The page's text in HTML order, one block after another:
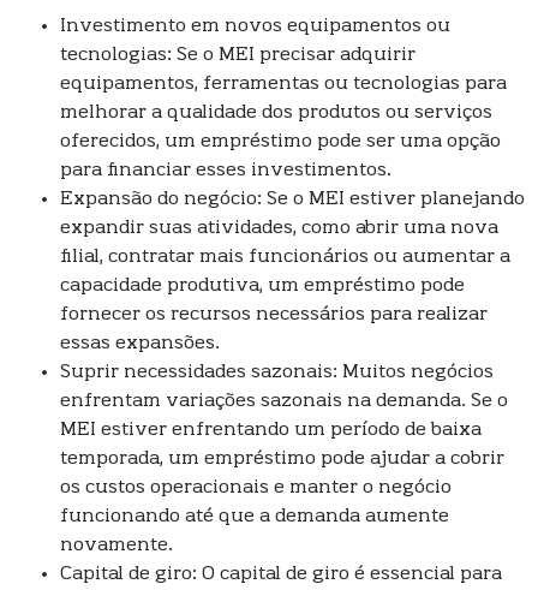
Investimento em novos equipamentos ou
tecnologias: Se o MEI precisar adquirir
equipamentos, ferramentas ou tecnologias para
melhorar a qualidade dos produtos ou serviços
oferecidos, um empréstimo pode ser uma opção
para financiar esses investimentos.
Expansão do negócio: Se o MEI estiver planejando
expandir suas atividades, como abrir uma nova
filial, contratar mais funcionários ou aumentar a
capacidade produtiva, um empréstimo pode
fornecer os recursos necessários para realizar
essas expansões.
Suprir necessidades sazonais: Muitos negócios
enfrentam variações sazonais na demanda. Se o
MEI estiver enfrentando um período de baixa
temporada, um empréstimo pode ajudar a cobrir
os custos operacionais e manter o negócio
funcionando até que a demanda aumente
novamente.
Capital de giro: O capital de giro é essencial para